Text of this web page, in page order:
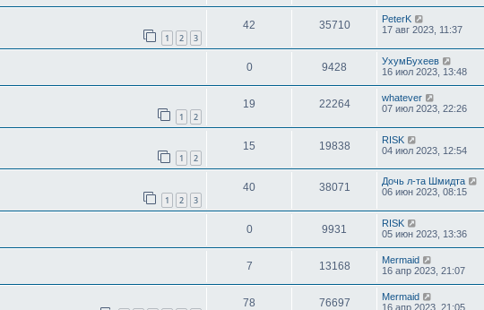
1 2 3
42 35710
PeterK
17 авг 2023, 11:37
0 9428
УхумБухеев
16 июл 2023, 13:48
1 2
19 22264
whatever
07 июл 2023, 22:26
1 2
15 19838
RISK
04 июл 2023, 12:54
1 2 3
40 38071
Дочь л-та Шмидта
06 июн 2023, 08:15
0 9931
RISK
05 июн 2023, 13:36
7 13168
Mermaid
16 апр 2023, 21:07
78 76697
Mermaid
16 апр 2023, 21:05